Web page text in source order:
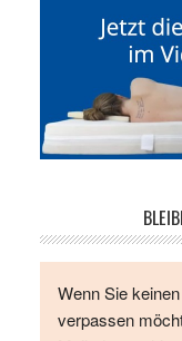
Wenn Sie
verpassen